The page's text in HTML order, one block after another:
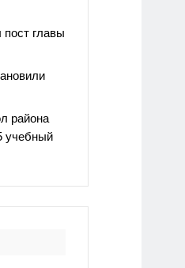
главы
района
учебный